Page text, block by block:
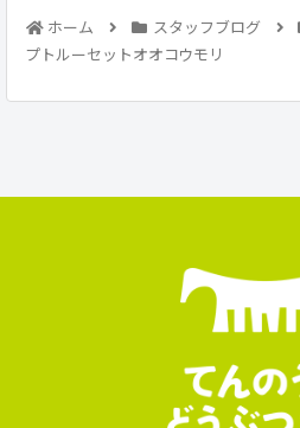
ホーム スタッフブログ
プトルーセットオオコウモリ